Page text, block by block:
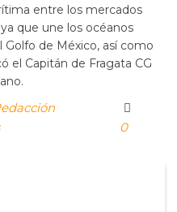
entre los mercados
que une los océanos
de México, así como
el Capitán de Fragata CG
0